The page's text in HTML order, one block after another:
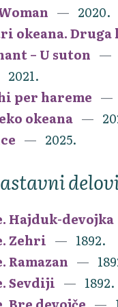
2020.
okeana. Druga
– U suton
2021.
per hareme
okeana
2025.
Hajduk-devojka
Zehri
1892.
Ramazan
Sevdiji
1892.